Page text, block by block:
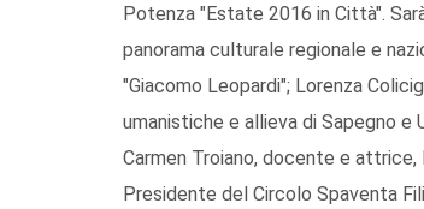
Potenza "Estate 2016 in Città".
panorama culturale regionale e
"Giacomo Leopardi"; Lorenza
umanistiche e allieva di Sapegno e
Carmen Troiano, docente e
Presidente del Circolo Spaventa